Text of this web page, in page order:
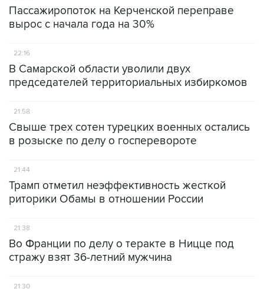
Пассажиропоток на Керченской переправе
вырос с начала года на 30%
22:16
В Самарской области уволили двух
председателей территориальных избиркомов
21:58
Свыше трех сотен турецких военных остались
в розыске по делу о госперевороте
21:44
Трамп отметил неэффективность жесткой
риторики Обамы в отношении России
21:38
Во Франции по делу о теракте в Ницце под
стражу взят 36-летний мужчина
21:30